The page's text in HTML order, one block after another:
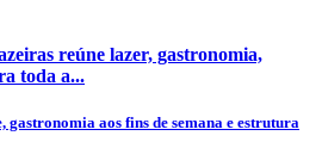
reúne lazer, gastronomia,
toda a...
gastronomia aos fins de semana e estrutura